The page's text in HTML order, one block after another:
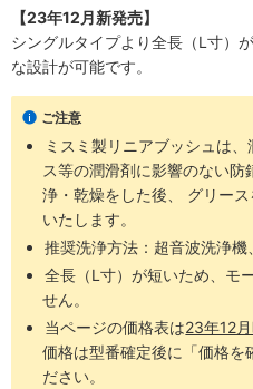
【23年12月新発売】
シングルタイプより全長（L寸）
な設計が可能です。
ご注意
ミスミ製リニアブッシュは
ス等の潤滑剤に影響のない
浄・乾燥をした後、 グリー
いたします。
推奨洗浄方法：超音波洗浄機
全長（L寸）が短いため、モ
せん。
当ページの価格表は23年12
価格は型番確定後に「価格を
ださい。